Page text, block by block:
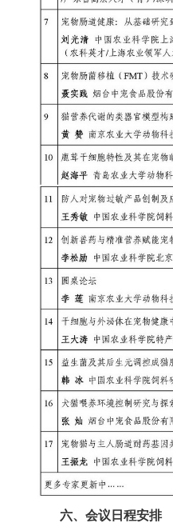
六、会议日程安排